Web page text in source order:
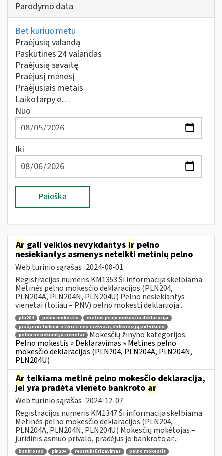
Parodymo data
Bet kuriuo metu
Praėjusią valandą
Paskutines 24 valandas
Praėjusią savaitę
Praėjusį mėnesį
Praėjusiais metais
Laikotarpyje…
Nuo
Iki
Paieška
Ar gali veiklos nevykdantys ir pelno
nesiekiantys asmenys neteikti metinių pelno
Web turinio sąrašas 2024-08-01
Registracijos numeris KM1353 Ši informacija skelbiama:
Metinės pelno mokesčio deklaracijos (PLN204,
PLN204A, PLN204N, PLN204U) Pelno nesiekiantys
vienetai (toliau – PNV) pelno mokestį deklaruoja...
pln204 pelno mokestis
metinė pelno mokesčio deklaracija
prašymas laikinai atleisti nuo mokesčių deklaracijų pateikimo
pelno nesiekiantys vienetai
Mokesčių žinyno kategorijos:
Pelno mokestis » Deklaravimas » Metinės pelno
mokesčio deklaracijos (PLN204, PLN204A, PLN204N,
PLN204U)
Ar teikiama metinė pelno mokesčio deklaracija,
jei yra pradėta vieneto bankroto ar
Web turinio sąrašas 2024-12-07
Registracijos numeris KM1347 Ši informacija skelbiama:
Metinės pelno mokesčio deklaracijos (PLN204,
PLN204A, PLN204N, PLN204U) Mokesčių mokėtojas –
juridinis asmuo privalo, pradėjus jo bankroto ar...
bankrotas pln204 restruktūrizavimas
pelno mokestis